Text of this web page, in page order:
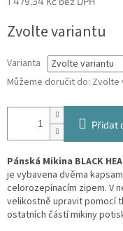
cena:
Zvolte variantu
Varianta
Můžeme doručit do: Zvolte
Přidat
Pánská Mikina BLACK
je vybavena dvěma
celorozepínacím zipem. V
velikostně upravit pomocí
ostatních částí mikiny